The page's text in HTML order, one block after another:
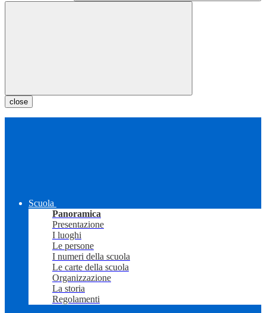
close
Scuola
Panoramica
Presentazione
I luoghi
Le persone
I numeri della scuola
Le carte della scuola
Organizzazione
La storia
Regolamenti